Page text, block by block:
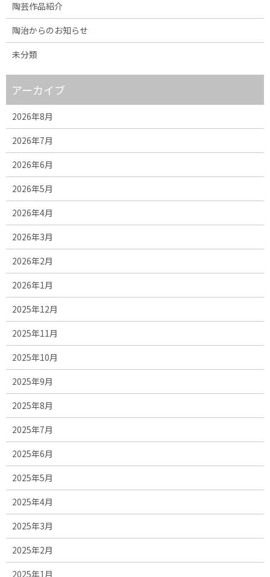
陶芸作品紹介
陶治からのお知らせ
未分類
アーカイブ
2026年8月
2026年7月
2026年6月
2026年5月
2026年4月
2026年3月
2026年2月
2026年1月
2025年12月
2025年11月
2025年10月
2025年9月
2025年8月
2025年7月
2025年6月
2025年5月
2025年4月
2025年3月
2025年2月
2025年1月